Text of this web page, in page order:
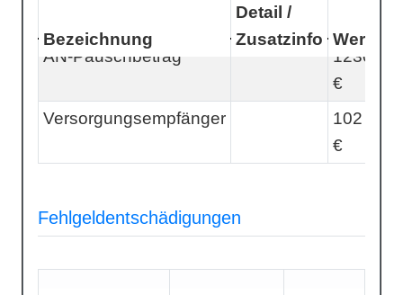
Bezeichnung
Detail /
Zusatzinfo Wert
AN-Pauschbetrag
1230
€
Versorgungsempfänger
102
€
Fehlgeldentschädigungen